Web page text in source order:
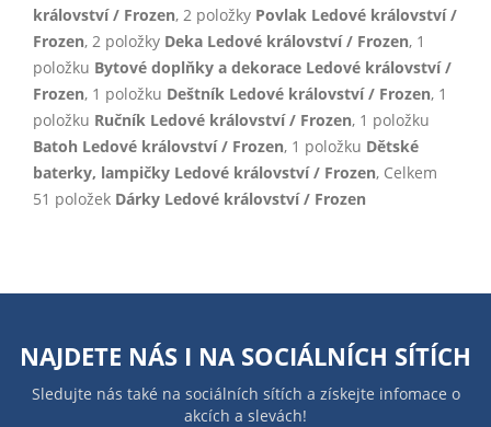
království / Frozen, 2 položky Povlak Ledové království /
Frozen, 2 položky Deka Ledové království / Frozen, 1
položku Bytové doplňky a dekorace Ledové království /
Frozen, 1 položku Deštník Ledové království / Frozen, 1
položku Ručník Ledové království / Frozen, 1 položku
Batoh Ledové království / Frozen, 1 položku Dětské
baterky, lampičky Ledové království / Frozen, Celkem
51 položek Dárky Ledové království / Frozen
NAJDETE NÁS I NA SOCIÁLNÍCH SÍTÍCH
Sledujte nás také na sociálních sítích a získejte infomace o
akcích a slevách!